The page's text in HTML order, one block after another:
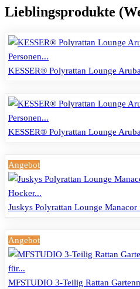
Lieblingsprodukte
KESSER® Polyrattan Lounge
KESSER® Polyrattan Lounge
Angebot
Juskys Polyrattan Lounge Manacor
Angebot
MFSTUDIO 3-Teilig Rattan